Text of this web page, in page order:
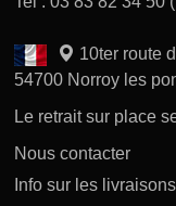
10ter route
54700 Norroy les
Le retrait sur place
Nous contacter
Info sur les livraisons